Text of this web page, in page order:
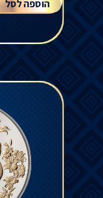
הוספה לסל